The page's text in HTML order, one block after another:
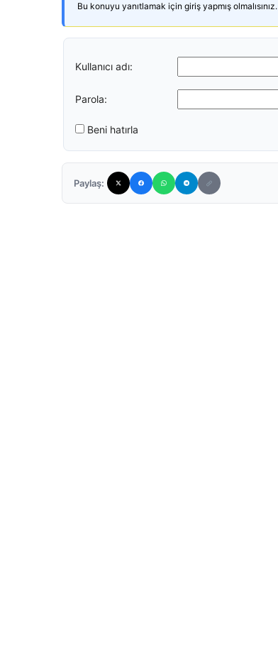
Bu konuyu yanıtlamak için giriş yapmış olmalısınız.
Kullanıcı adı:
Parola:
Beni hatırla
Paylaş: